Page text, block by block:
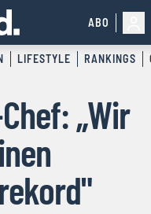
ABO
LIFESTYLE RANKINGS
„Wir